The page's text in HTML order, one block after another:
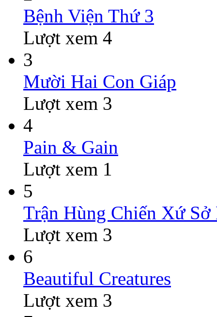
Bệnh Viện Thứ 3
Lượt xem 4
3
Mười Hai Con Giáp
Lượt xem 3
4
Pain & Gain
Lượt xem 1
5
Trận Hùng Chiến Xứ Sở
Lượt xem 3
6
Beautiful Creatures
Lượt xem 3